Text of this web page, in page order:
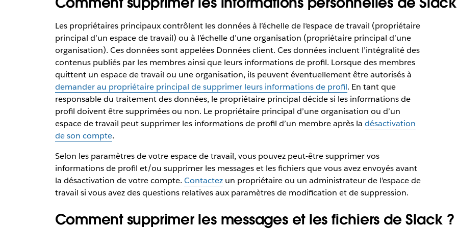
Les propriétaires principaux contrôlent les données à l’échelle de l‘espace de travail (propriétaire
principal d’un espace de travail) ou à l’échelle d’une organisation (propriétaire principal d’une
organisation). Ces données sont appelées Données client. Ces données incluent l’intégralité des
contenus publiés par les membres ainsi que leurs informations de profil. Lorsque des membres
quittent un espace de travail ou une organisation, ils peuvent éventuellement être autorisés à
demander au propriétaire principal de supprimer leurs informations de profil. En tant que
responsable du traitement des données, le propriétaire principal décide si les informations de
profil doivent être supprimées ou non. Le propriétaire principal d’une organisation ou d’un
espace de travail peut supprimer les informations de profil d’un membre après la désactivation
de son compte.
Selon les paramètres de votre espace de travail, vous pouvez peut-être supprimer vos
informations de profil et/ou supprimer les messages et les fichiers que vous avez envoyés avant
la désactivation de votre compte. Contactezun propriétaire ou un administrateur de l’espace de
travail si vous avez des questions relatives aux paramètres de modification et de suppression.
Comment supprimer les messages et les fichiers de Slack ?